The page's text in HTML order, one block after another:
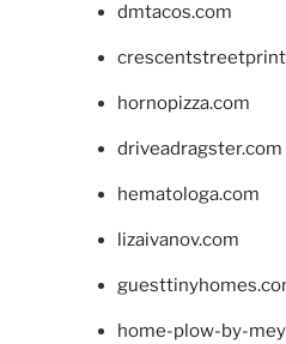
dmtacos.com
hornopizza.com
driveadragster.com
hematologa.com
lizaivanov.com
home-plow-by-